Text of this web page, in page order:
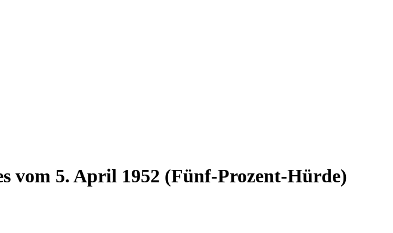
vom 5. April 1952 (Fünf-Prozent-Hürde)